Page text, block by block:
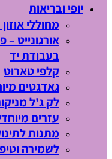
יופי ובריאות
מחוללי אוזון
אורגונייט –
בעבודת יד
קלפי טארוט
גאדגטים
לק ג'ל
עזרים
מתנות
לשמירה